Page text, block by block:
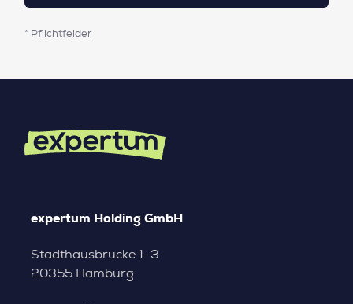
* Pflichtfelder
expertum Holding GmbH
Stadthausbrücke 1-3
20355 Hamburg